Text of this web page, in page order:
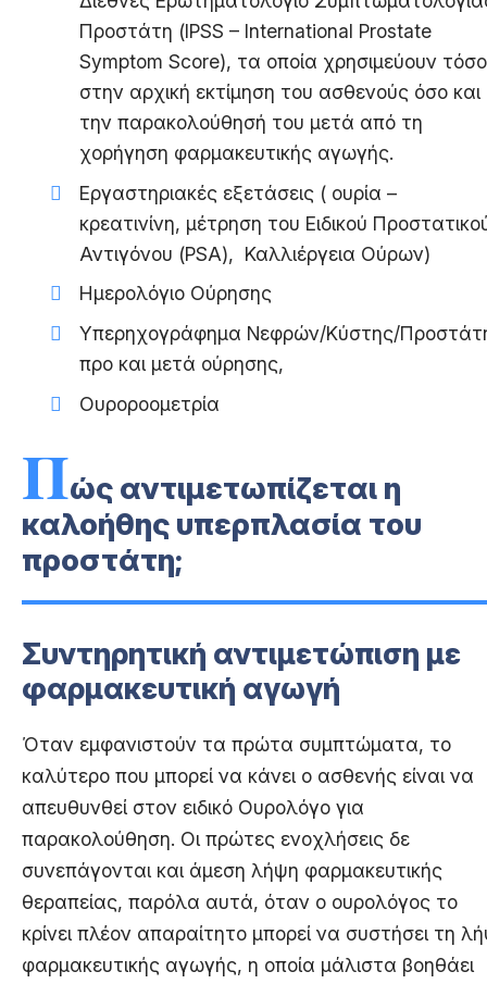
Προστάτη (IPSS – International Prostate
Symptom Score), τα οποία χρησιμεύουν τόσο
στην αρχική εκτίμηση του ασθενούς όσο και
την παρακολούθησή του μετά από τη
χορήγηση φαρμακευτικής αγωγής.
Εργαστηριακές εξετάσεις ( ουρία –
κρεατινίνη, μέτρηση του Ειδικού
Αντιγόνου (PSA), Καλλιέργεια Ούρων)
Ημερολόγιο Ούρησης
Υπερηχογράφημα Νεφρών/Κύστης/
προ και μετά ούρησης,
Ουροροομετρία
Πώς αντιμετωπίζεται η
καλοήθης υπερπλασία του
προστάτη;
Συντηρητική αντιμετώπιση με
φαρμακευτική αγωγή
Όταν εμφανιστούν τα πρώτα συμπτώματα, το
καλύτερο που μπορεί να κάνει ο ασθενής είναι να
απευθυνθεί στον ειδικό Ουρολόγο για
παρακολούθηση. Οι πρώτες ενοχλήσεις δε
συνεπάγονται και άμεση λήψη φαρμακευτικής
θεραπείας, παρόλα αυτά, όταν ο ουρολόγος το
κρίνει πλέον απαραίτητο μπορεί να συστήσει τη
φαρμακευτικής αγωγής, η οποία μάλιστα βοηθάει